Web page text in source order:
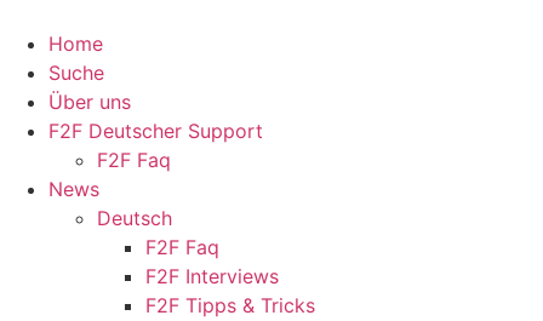
Home
Suche
Über uns
F2F Deutscher Support
F2F Faq
News
Deutsch
F2F Faq
F2F Interviews
F2F Tipps & Tricks